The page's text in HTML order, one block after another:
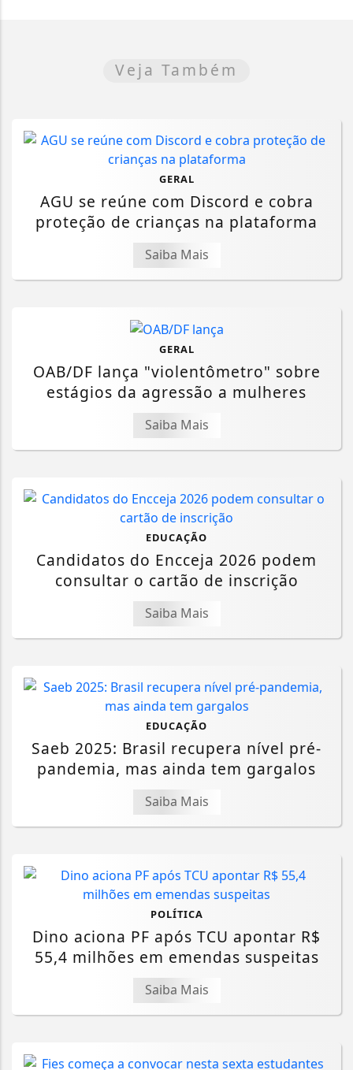
Veja Também
GERAL
AGU se reúne com Discord e cobra
proteção de crianças na plataforma
Saiba Mais
GERAL
OAB/DF lança "violentômetro" sobre
estágios da agressão a mulheres
Saiba Mais
EDUCAÇÃO
Candidatos do Encceja 2026 podem
consultar o cartão de inscrição
Saiba Mais
EDUCAÇÃO
Saeb 2025: Brasil recupera nível pré-
pandemia, mas ainda tem gargalos
Saiba Mais
POLÍTICA
Dino aciona PF após TCU apontar R$
55,4 milhões em emendas suspeitas
Saiba Mais